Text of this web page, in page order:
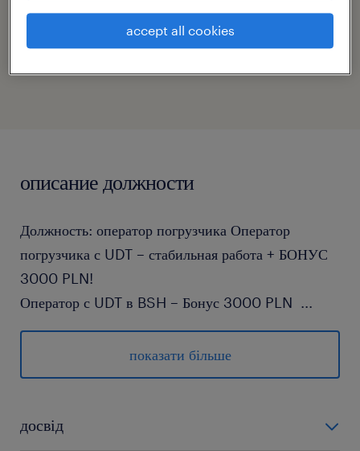
номер посилання
описание должности
Должность: оператор погрузчика Оператор
погрузчика с UDT – стабильная работа + БОНУС
3000 PLN!
Оператор с UDT в BSH – Бонус 3000 PLN ...
Ищешь работу, которая реально поддержат твой
бюджет уже с самого начала? У нас для тебя есть
конкретное предложение во Вроцлаве в компании
производственной компании в качестве оператора
показати більше
досвід
accept all cookies